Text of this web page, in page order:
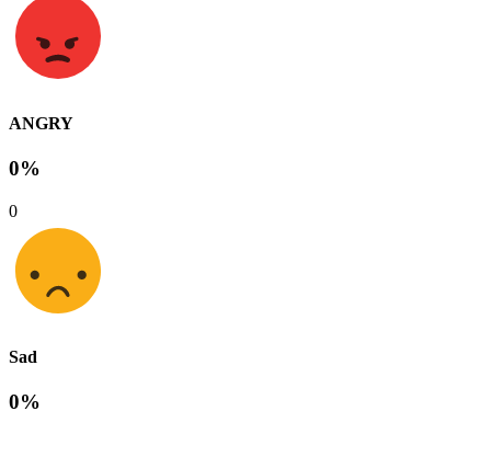
ANGRY
0%
0
Sad
0%